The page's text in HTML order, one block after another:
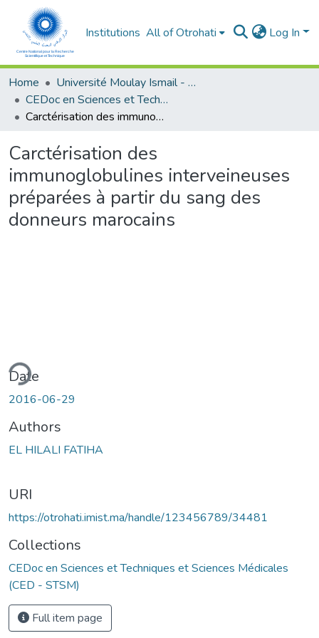
Institutions All of Otrohati Log In
Home
Université Moulay Ismail - Meknès
CEDoc en Sciences et Techniques et Sciences Médicales (CED - STSM)
Carctérisation des immunoglobulines interveineuses préparées à partir du sang des donneurs marocains
Carctérisation des
immunoglobulines interveineuses
préparées à partir du sang des
donneurs marocains
Date
2016-06-29
Authors
EL HILALI FATIHA
URI
https://otrohati.imist.ma/handle/123456789/34481
Collections
CEDoc en Sciences et Techniques et Sciences Médicales
(CED - STSM)
Full item page